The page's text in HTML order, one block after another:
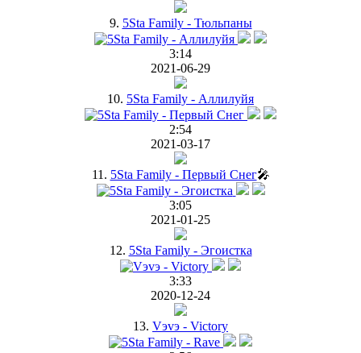
9. 5Sta Family - Тюльпаны
3:14
2021-06-29
10. 5Sta Family - Аллилуйя
2:54
2021-03-17
11. 5Sta Family - Первый Снег🎤
3:05
2021-01-25
12. 5Sta Family - Эгоистка
3:33
2020-12-24
13. Vэvэ - Victory